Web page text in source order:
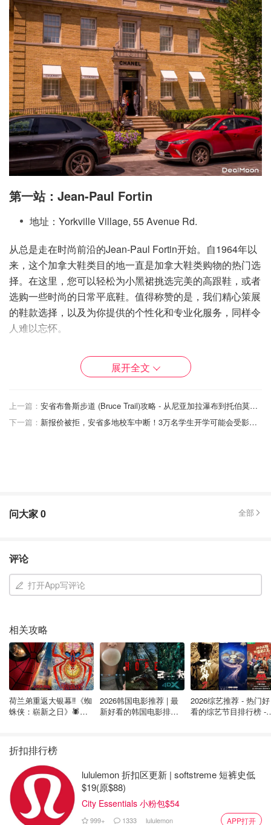
第一站：Jean-Paul Fortin
地址：Yorkville Village, 55 Avenue Rd.
从总是走在时尚前沿的Jean-Paul Fortin开始。自1964年以
来，这个加拿大鞋类目的地一直是加拿大鞋类购物的热门选
择。在这里，您可以轻松为小黑裙挑选完美的高跟鞋，或者
选购一些时尚的日常平底鞋。值得称赞的是，我们精心策展
的鞋款选择，以及为你提供的个性化和专业化服务，同样令
人难以忘怀。
第二站：Louis Vuitton
地址：150 Bloor St. W.
West。作为高端零售商和热闹的中心，你的下一站无需多
介绍。作为世界上最知名的奢侈时装品牌之一，Louis
Vuitton是一个标志。它备受喜爱的带有字母标志的手提包、
蒸汽箱和皮革制品都出现在这个两层的店铺里。如果新的包
不在购物清单上，也许手表柜里的物品会吸引你的注意。
展开全文
上一篇：
安省布鲁斯步道 (Bruce Trail)攻略 - 从尼亚加拉瀑布到托伯莫里，畅游瀑布和山谷间！
下一篇：
新报价被拒，安省多地校车中断！3万名学生开学可能会受影响！
问大家0 全部
评论
打开App写评论
相关攻略
荷兰弟重返大银幕‼️《蜘
蛛侠：崭新之日》🕷️北
2026韩国电影推荐 | 最
新好看的韩国电影排行
2026综艺推荐 - 热门好
看的综艺节目排行榜 -
折扣排行榜
lululemon 折扣区更新 | softstreme 短裤史低
$19(原$88)
City Essentials 小粉包$54
999+ 1333 lululemon APP打开